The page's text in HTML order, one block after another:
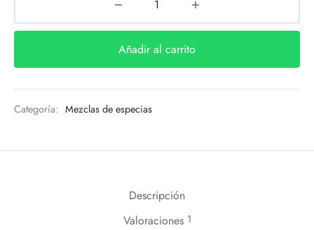
Añadir al carrito
Categoría: Mezclas de especias
Descripción
Valoraciones 1